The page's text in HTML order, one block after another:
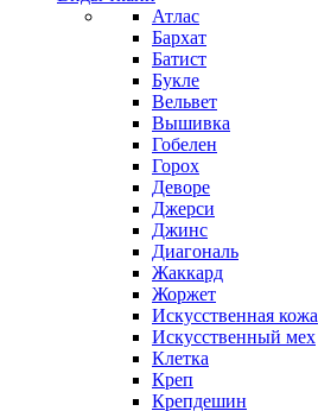
Атлас
Бархат
Батист
Букле
Вельвет
Вышивка
Гобелен
Горох
Деворе
Джерси
Джинс
Диагональ
Жаккард
Жоржет
Искусственная кожа
Искусственный мех
Клетка
Креп
Крепдешин